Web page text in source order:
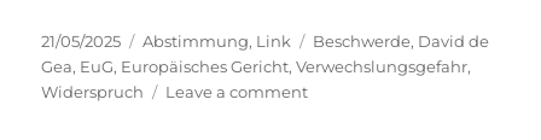
Posted
on
21/05/2025 Categories
Abstimmung, Link Tags
Beschwerde, David de
Gea, EuG, Europäisches Gericht,Verwechslungsgefahr,
Widerspruch
Leave a commenton